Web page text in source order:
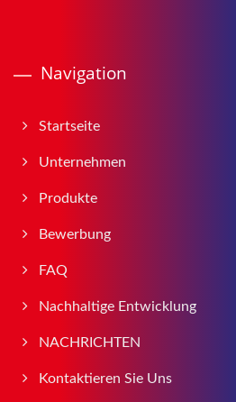
Navigation
Startseite
Unternehmen
Produkte
Bewerbung
FAQ
Nachhaltige Entwicklung
NACHRICHTEN
Kontaktieren Sie Uns